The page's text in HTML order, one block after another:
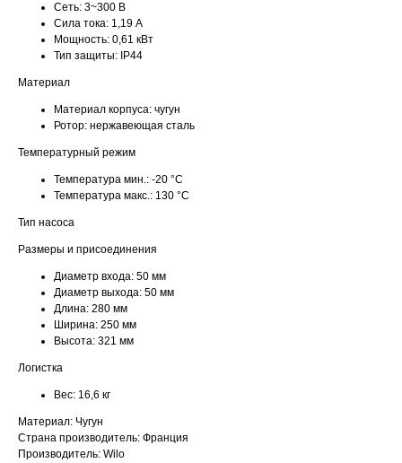
Сеть: 3~300 В
Сила тока: 1,19 А
Мощность: 0,61 кВт
Тип защиты: IP44
Материал
Материал корпуса: чугун
Ротор: нержавеющая сталь
Температурный режим
Температура мин.: -20 °С
Температура макс.: 130 °С
Тип насоса
Размеры и присоединения
Диаметр входа: 50 мм
Диаметр выхода: 50 мм
Длина: 280 мм
Ширина: 250 мм
Высота: 321 мм
Логистка
Вес: 16,6 кг
Материал: Чугун
Страна производитель: Франция
Производитель: Wilo